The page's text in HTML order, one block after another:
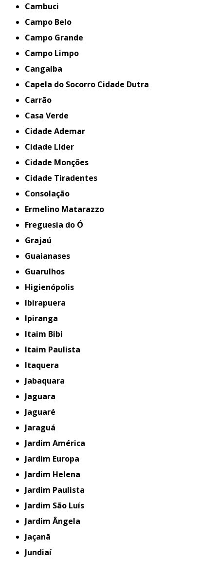
Cambuci
Campo Belo
Campo Grande
Campo Limpo
Cangaíba
Capela do Socorro Cidade Dutra
Carrão
Casa Verde
Cidade Ademar
Cidade Líder
Cidade Monções
Cidade Tiradentes
Consolação
Ermelino Matarazzo
Freguesia do Ó
Grajaú
Guaianases
Guarulhos
Higienópolis
Ibirapuera
Ipiranga
Itaim Bibi
Itaim Paulista
Itaquera
Jabaquara
Jaguara
Jaguaré
Jaraguá
Jardim América
Jardim Europa
Jardim Helena
Jardim Paulista
Jardim São Luís
Jardim Ângela
Jaçanã
Jundiaí